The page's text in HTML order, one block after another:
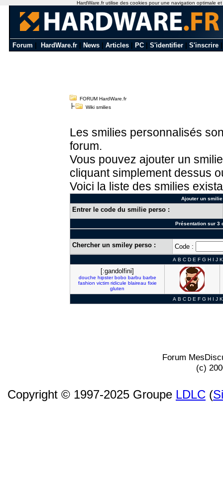
Forum HardWare.fr News Articles PC S'identifier S'inscrire
FORUM HardWare.fr
Wiki smilies
Les smilies personnalisés
forum.
Vous pouvez ajouter un
cliquant simplement dessus
Voici la liste des smilies
Ajouter un
Entrer le code du smilie perso :
Présentation sur 3
Chercher un smiley perso : Code :
A B C D E F G H I J K
[:gandolfini]
douche hipster bobo barbu barbe
fashion victim ridicule blaireau fixie
gluten
A B C D E F G H I J K
Forum
(c)
Copyright © 1997-2025 Groupe LDLC (
HardWare.fr utilise des cookies pour une navigation optimale